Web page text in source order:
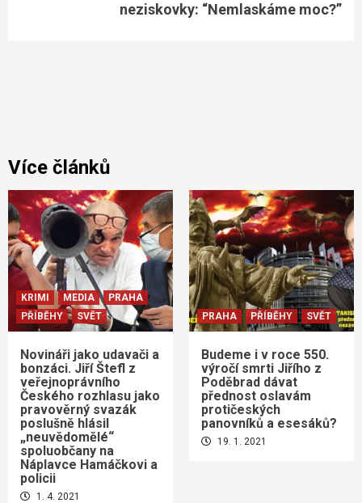
neziskovky: “Nemlaskáme moc?”
Více článků
KRIMI MEDIA
PRAHA
PŘÍBĚHY
SVĚT
Novináři jako udavači a
bonzáci. Jiří Štefl z
veřejnoprávního
Českého rozhlasu jako
pravověrný svazák
poslušně hlásil
„neuvědomělé“
spoluobčany na
Náplavce Hamáčkovi a
policii
1. 4. 2021
PRAHA PŘÍBĚHY SVĚT
Budeme i v roce 550.
výročí smrti Jiřího z
Poděbrad dávat
přednost oslavám
protičeských
panovníků a esesáků?
19. 1. 2021